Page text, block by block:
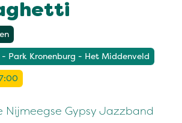
- Park Kronenburg - Het Middenveld
Nijmeegse Gypsy Jazzband